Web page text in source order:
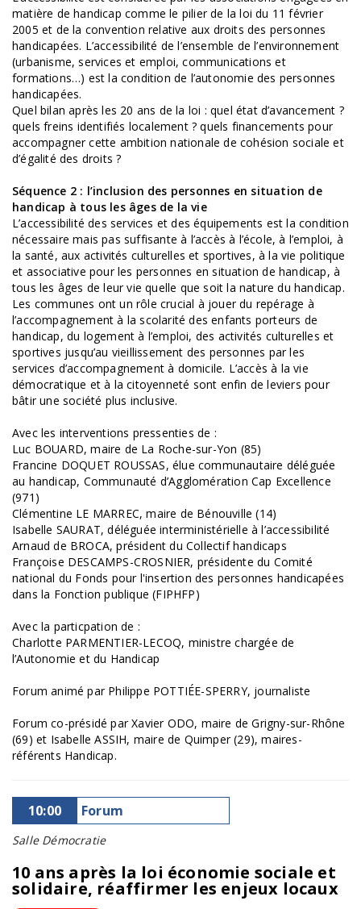
matière de handicap comme le pilier de la loi du 11 février
2005 et de la convention relative aux droits des personnes
handicapées. L’accessibilité de l’ensemble de l’environnement
(urbanisme, services et emploi, communications et
formations…) est la condition de l’autonomie des personnes
handicapées.
Quel bilan après les 20 ans de la loi : quel état d’avancement ?
quels freins identifiés localement ? quels financements pour
accompagner cette ambition nationale de cohésion sociale et
d’égalité des droits ?
Séquence 2 : l’inclusion des personnes en situation de
handicap à tous les âges de la vie
L’accessibilité des services et des équipements est la condition
nécessaire mais pas suffisante à l’accès à l’école, à l’emploi, à
la santé, aux activités culturelles et sportives, à la vie politique
et associative pour les personnes en situation de handicap, à
tous les âges de leur vie quelle que soit la nature du handicap.
Les communes ont un rôle crucial à jouer du repérage à
l’accompagnement à la scolarité des enfants porteurs de
handicap, du logement à l’emploi, des activités culturelles et
sportives jusqu’au vieillissement des personnes par les
services d’accompagnement à domicile. L’accès à la vie
démocratique et à la citoyenneté sont enfin de leviers pour
bâtir une société plus inclusive.
Avec les interventions pressenties de :
Luc BOUARD, maire de La Roche-sur-Yon (85)
Francine DOQUET ROUSSAS, élue communautaire déléguée
au handicap, Communauté d’Agglomération Cap Excellence
(971)
Clémentine LE MARREC, maire de Bénouville (14)
Isabelle SAURAT, déléguée interministérielle à l’accessibilité
Arnaud de BROCA, président du Collectif handicaps
Françoise DESCAMPS-CROSNIER, présidente du Comité
national du Fonds pour l'insertion des personnes handicapées
dans la Fonction publique (FIPHFP)
Avec la particpation de :
Charlotte PARMENTIER-LECOQ, ministre chargée de
l’Autonomie et du Handicap
Forum animé par Philippe POTTIÉE-SPERRY, journaliste
Forum co-présidé par Xavier ODO, maire de Grigny-sur-Rhône
(69) et Isabelle ASSIH, maire de Quimper (29), maires-
référents Handicap.
10:00 Forum
Salle Démocratie
10 ans après la loi économie sociale et
solidaire, réaffirmer les enjeux locaux